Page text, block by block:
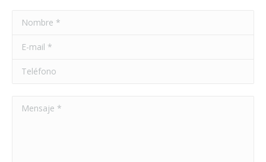
Nombre *
E-mail *
Teléfono
Mensaje *